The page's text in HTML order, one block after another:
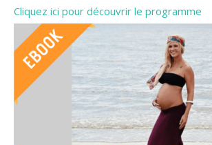
Cliquez ici pour découvrir le programme